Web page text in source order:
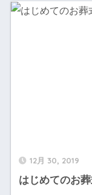
12月 30, 2019
はじめてのお